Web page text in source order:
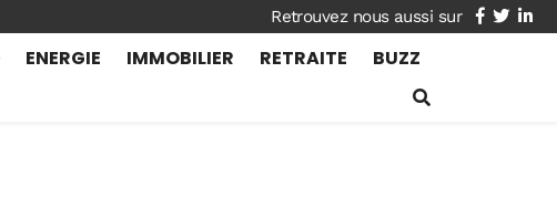
facebook
twitter
ENERGIE IMMOBILIER RETRAITE BUZZ